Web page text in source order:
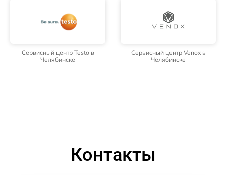
Сервисный центр Testo в
Челябинске
Сервисный центр Venox в
Челябинске
Контакты